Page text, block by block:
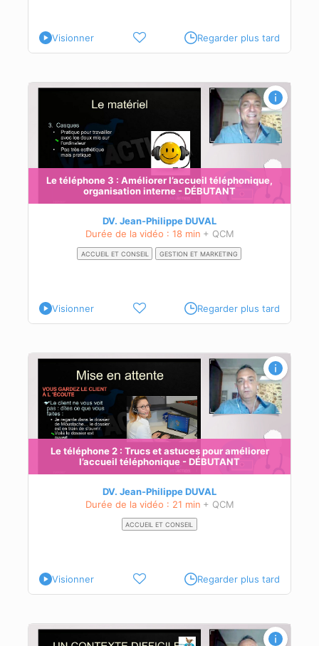
Visionner Regarder plus tard
Le téléphone 3 : Améliorer l’accueil téléphonique,
organisation interne - DÉBUTANT
DV. Jean-Philippe DUVAL
Durée de la vidéo : 18 min + QCM
ACCUEIL ET CONSEIL GESTION ET MARKETING
Visionner Regarder plus tard
Le téléphone 2 : Trucs et astuces pour améliorer
l’accueil téléphonique - DÉBUTANT
DV. Jean-Philippe DUVAL
Durée de la vidéo : 21 min + QCM
ACCUEIL ET CONSEIL
Visionner Regarder plus tard